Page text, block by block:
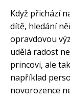
Když přichází
dítě, hledání
opravdovou
udělá radost
princovi, ale
například
novorozence